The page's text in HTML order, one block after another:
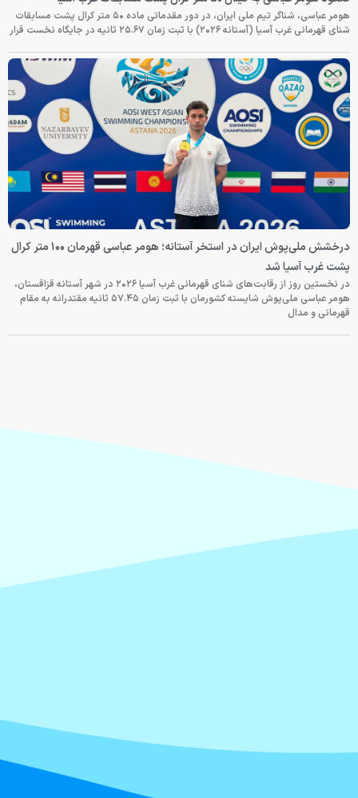
هومر عباسی، شناگر تیم ملی ایران، در دور مقدماتی ماده ۵۰ متر کرال پشت مسابقات
شنای قهرمانی غرب آسیا (آستانه ۲۰۲۶) با ثبت زمان ۲۵.۶۷ ثانیه در جایگاه نخست قرار
درخشش ملی‌پوش ایران در استخر آستانه؛ هومر عباسی قهرمان ۱۰۰ متر کرال
پشت غرب آسیا شد
در نخستین روز از رقابت‌های شنای قهرمانی غرب آسیا ۲۰۲۶ در شهر آستانه قزاقستان،
هومر عباسی ملی‌پوش شایسته کشورمان با ثبت زمان ۵۷.۴۵ ثانیه مقتدرانه به مقام
قهرمانی و مدال